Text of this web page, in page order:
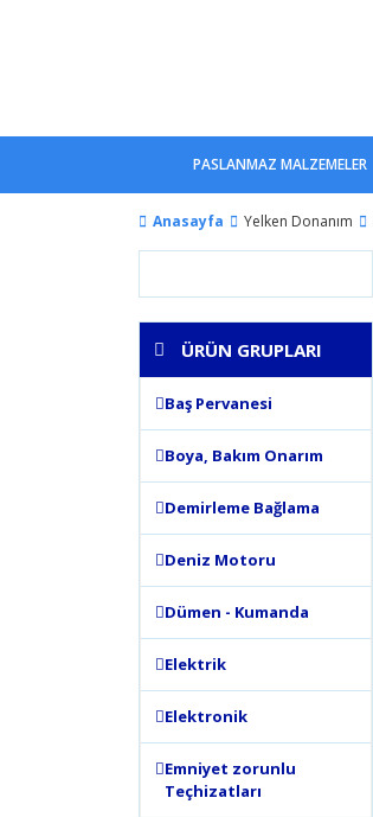
PASLANMAZ MALZEMELER
Anasayfa Yelken Donanım
ÜRÜN GRUPLARI
Baş Pervanesi
Boya, Bakım Onarım
Demirleme Bağlama
Deniz Motoru
Dümen - Kumanda
Elektrik
Elektronik
Emniyet zorunlu
Teçhizatları